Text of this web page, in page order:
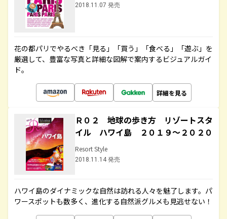
2018.11.07 発売
花の都パリでやるべき「見る」「買う」「食べる」「遊ぶ」を
厳選して、豊富な写真と詳細な図解で案内するビジュアルガイ
ド。
詳細を見る
Ｒ０２ 地球の歩き方 リゾートスタ
イル ハワイ島 ２０１９～２０２０
Resort Style
2018.11.14 発売
ハワイ島のダイナミックな自然は訪れる人々を魅了します。パ
ワースポットも数多く、進化する自然派グルメも見逃せない！